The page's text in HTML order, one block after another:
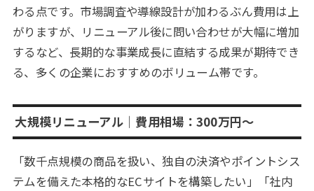
わる点です。市場調査や導線設計が加わるぶん費用は上
がりますが、リニューアル後に問い合わせが大幅に増加
するなど、長期的な事業成長に直結する成果が期待でき
る、多くの企業におすすめのボリューム帯です。
大規模リニューアル｜費用相場：300万円〜
「数千点規模の商品を扱い、独自の決済やポイントシス
テムを備えた本格的なECサイトを構築したい」「社内